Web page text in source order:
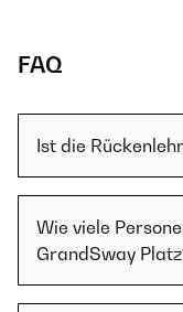
FAQ
Ist die
Wie viele
GrandSway